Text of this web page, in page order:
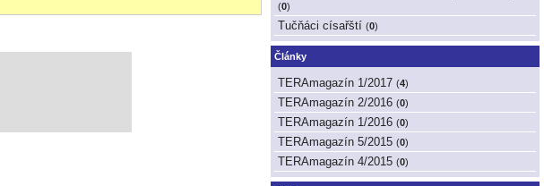
(0)
Tučňáci císařští (0)
Články
TERAmagazín 1/2017 (4)
TERAmagazín 2/2016 (0)
TERAmagazín 1/2016 (0)
TERAmagazín 5/2015 (0)
TERAmagazín 4/2015 (0)